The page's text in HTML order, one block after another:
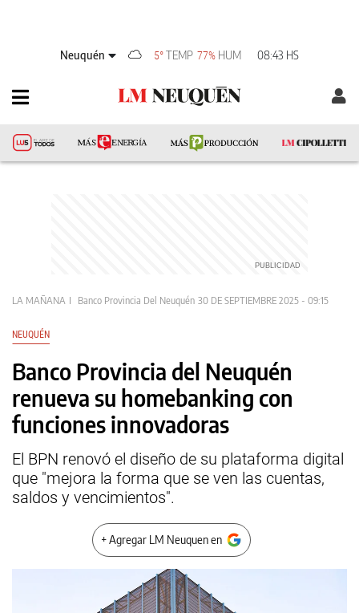
Neuquén 5° TEMP 77% HUM 08:43 HS
LA MAÑANA Banco Provincia Del Neuquén 30 DE SEPTIEMBRE 2025 - 09:15
NEUQUÉN
Banco Provincia del Neuquén
renueva su homebanking con
funciones innovadoras
El BPN renovó el diseño de su plataforma digital
que "mejora la forma que se ven las cuentas,
saldos y vencimientos".
+ Agregar LM Neuquen en